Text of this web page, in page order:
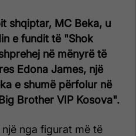
shqiptar, MC Beka, u
e fundit të "Shok
në mënyrë të
Edona James, një
e shumë përfolur në
Brother VIP Kosova".
nga figurat më të